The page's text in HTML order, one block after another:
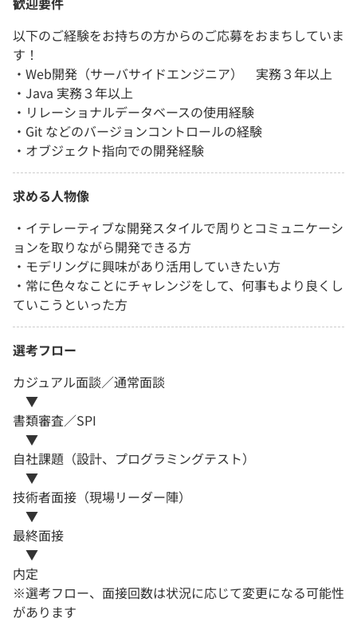
以下のご経験をお持ちの方からのご応募をおまちしていま
す！
・Web開発（サーバサイドエンジニア） 実務３年以上
・Java 実務３年以上
・リレーショナルデータベースの使用経験
・Git などのバージョンコントロールの経験
・オブジェクト指向での開発経験
求める人物像
・イテレーティブな開発スタイルで周りとコミュニケーシ
ョンを取りながら開発できる方
・モデリングに興味があり活用していきたい方
・常に色々なことにチャレンジをして、何事もより良くし
ていこうといった方
選考フロー
カジュアル面談／通常面談
▼
書類審査／SPI
▼
自社課題（設計、プログラミングテスト）
▼
技術者面接（現場リーダー陣）
▼
最終面接
▼
内定
※選考フロー、面接回数は状況に応じて変更になる可能性
があります